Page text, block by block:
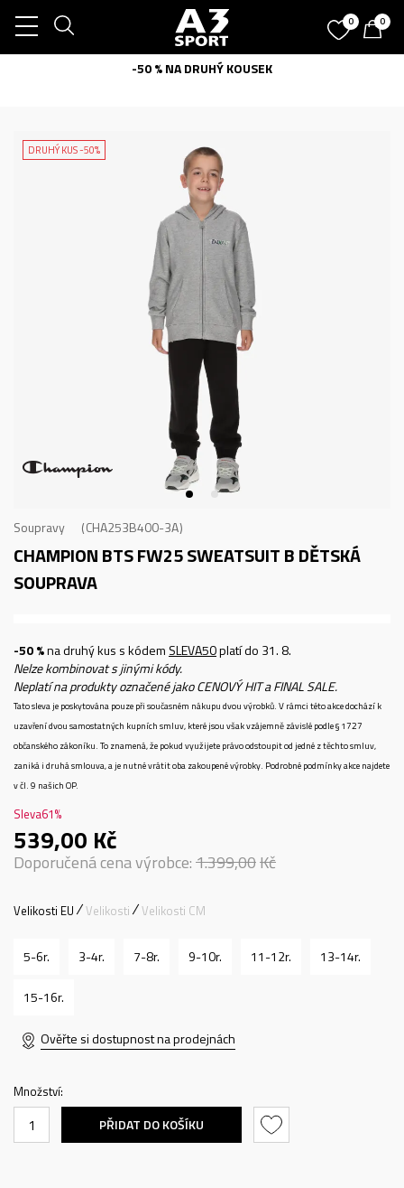
0 0
-50 % NA DRUHÝ KOUSEK
DRUHÝ KUS -50%
Soupravy CHA253B400-3A
CHAMPION BTS FW25 SWEATSUIT BDĚTSKÁ
SOUPRAVA
-50 %na druhý kus s kódem SLEVA50platí do 31. 8.
Nelze kombinovat s jinými kódy.
Neplatí na produkty označené jako CENOVÝ HIT a FINAL SALE.
Tato sleva je poskytována pouze při současném nákupu dvou výrobků. V rámci této akce dochází k
uzavření dvou samostatných kupních smluv, které jsou však vzájemně závislé podle § 1727
občanského zákoníku. To znamená, že pokud využijete právo odstoupit od jedné z těchto smluv,
zaniká i druhá smlouva, a je nutné vrátit oba zakoupené výrobky. Podrobné podmínky akce najdete
v čl. 9 našich OP.
Sleva61%
539,00 Kč
Doporučená cena výrobce:1.399,00Kč
Velikosti EU Velikosti Velikosti CM
5-6r. 3-4r. 7-8r. 9-10r. 11-12r. 13-14r.
15-16r.
Ověřte si dostupnost na prodejnách
Množství:
PŘIDAT DO KOŠÍKU